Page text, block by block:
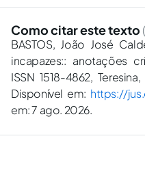
Como citar este texto
BASTOS, João José
incapazes:: anotações
ISSN 1518-4862,
Disponível em: https://
em: 7 ago. 2026.